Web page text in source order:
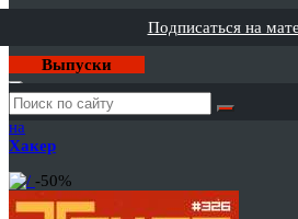
Подписаться на
Выпуски
Годовая
подписка
на
Хакер
-50%